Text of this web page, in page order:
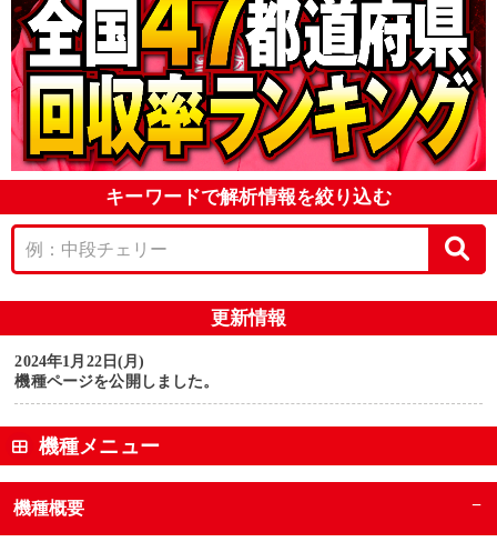
キーワードで解析情報を絞り込む
更新情報
2024年1月22日(月)
機種ページを公開しました。
機種メニュー
機種概要 −